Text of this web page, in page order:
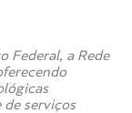
Federal, a Rede
de serviços